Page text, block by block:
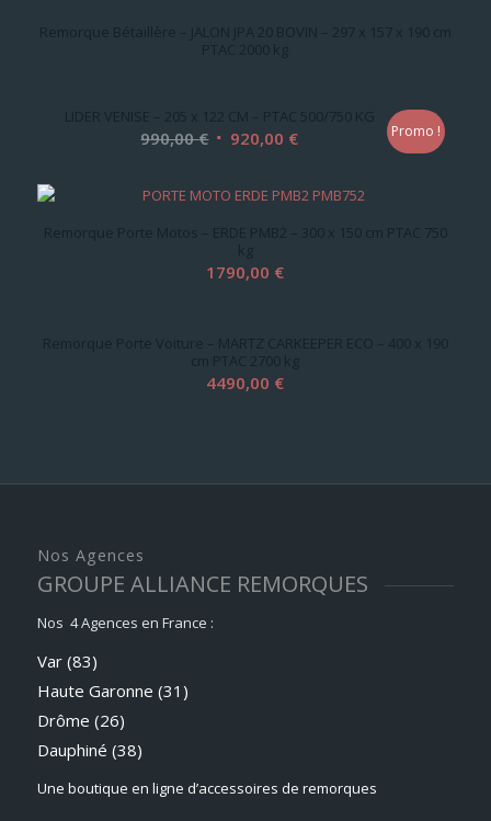
Remorque Bétaillère – JALON JPA 20 BOVIN – 297 x 157 x 190 cm
PTAC 2000 kg
LIDER VENISE – 205 x 122 CM – PTAC 500/750 KG
990,00€ Le
initial
990,00 €.
920,00 €Le
actuel
920,00 €.
Promo !
Remorque Porte Motos – ERDE PMB2 – 300 x 150 cm PTAC 750
kg
1790,00 €
Remorque Porte Voiture – MARTZ CARKEEPER ECO – 400 x 190
cm PTAC 2700 kg
4490,00 €
Nos Agences
GROUPE ALLIANCE REMORQUES
Nos 4 Agences en France :
Var (83)
Haute Garonne (31)
Drôme (26)
Dauphiné (38)
Une boutique en ligne d’accessoires de remorques